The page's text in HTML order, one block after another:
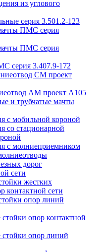
из углового
серия 3.501.2-123
ПМС серия
ПМС серия
серия 3.407.9-172
СМ проект
АМ проект А105
и трубчатые мачты
с мобильной короной
со стационарной
с молниеприемником
дорог
сети
жестких
контактной сети
опор линий
опор контактной
опор линий